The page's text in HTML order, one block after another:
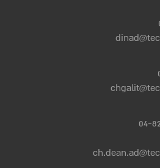
04-